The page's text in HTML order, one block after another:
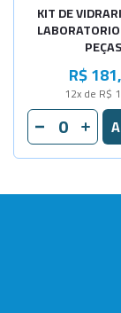
KIT DE
PEÇAS
R$
12x de R$